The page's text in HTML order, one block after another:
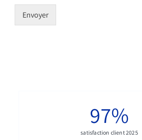
Envoyer
97%
satisfaction client 2025